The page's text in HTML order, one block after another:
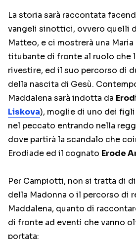
La storia sarà raccontata
vangeli sinottici, ovvero quelli
Matteo, e ci mostrerà una
titubante di fronte al ruolo che
rivestire, ed il suo percorso di
della nascita di Gesù.
Maddalena sarà indotta da
Liskova), moglie di uno dei figli
nel peccato entrando nella
dove partirà la scandalo che
Erodiade ed il cognato Erode
Per Campiotti, non si tratta di
della Madonna o il percorso di
Maddalena, quanto di
di fronte ad eventi che vanno
portata: